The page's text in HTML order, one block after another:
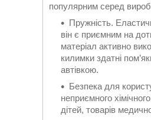
популярним серед
Пружність.
він є приємним на
матеріал активно
килимки здатні
автівкою.
Безпека для
неприємного
дітей, товарів